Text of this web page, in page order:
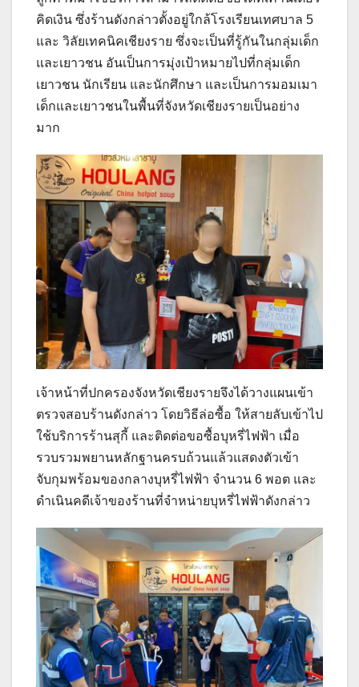
คิดเงิน ซึ่งร้านดังกล่าวตั้งอยู่ใกล้โรงเรียนเทศบาล 5
และ วิลัยเทคนิคเชียงราย ซึ่งจะเป็นที่รู้กันในกลุ่มเด็ก
และเยาวชน อันเป็นการมุ่งเป้าหมายไปที่กลุ่มเด็ก
เยาวชน นักเรียน และนักศึกษา และเป็นการมอมเมา
เด็กและเยาวชนในพื้นที่จังหวัดเชียงรายเป็นอย่าง
มาก
เจ้าหน้าที่ปกครองจังหวัดเชียงรายจึงได้วางแผนเข้า
ตรวจสอบร้านดังกล่าว โดยวิธีล่อซื้อ ให้สายลับเข้าไป
ใช้บริการร้านสุกี้ และติดต่อขอซื้อบุหรี่ไฟฟ้า เมื่อ
รวบรวมพยานหลักฐานครบถ้วนแล้วแสดงตัวเข้า
จับกุมพร้อมของกลางบุหรี่ไฟฟ้า จำนวน 6 พอต และ
ดำเนินคดีเจ้าของร้านที่จำหน่ายบุหรี่ไฟฟ้าดังกล่าว